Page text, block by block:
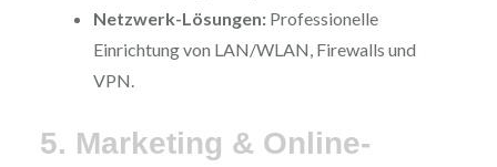
Netzwerk-Lösungen:Professionelle
Einrichtung von LAN/WLAN, Firewalls und
VPN.
5. Marketing & Online-